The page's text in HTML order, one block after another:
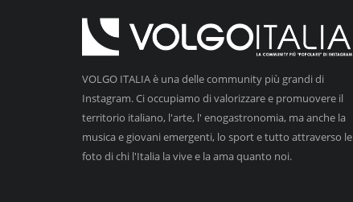
VOLGO ITALIA è una delle community più grandi di
Instagram. Ci occupiamo di valorizzare e promuovere il
territorio italiano, l'arte, l' enogastronomia, ma anche la
musica e giovani emergenti, lo sport e tutto attraverso le
foto di chi l'Italia la vive e la ama quanto noi.